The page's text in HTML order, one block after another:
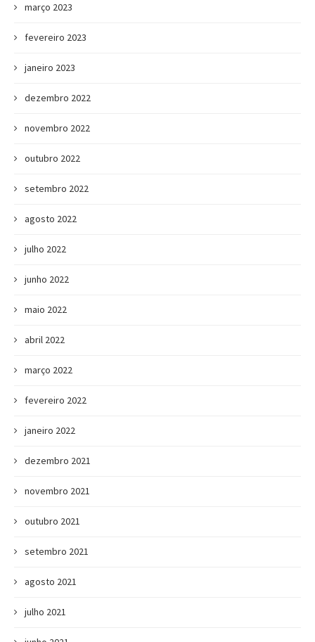
março 2023
fevereiro 2023
janeiro 2023
dezembro 2022
novembro 2022
outubro 2022
setembro 2022
agosto 2022
julho 2022
junho 2022
maio 2022
abril 2022
março 2022
fevereiro 2022
janeiro 2022
dezembro 2021
novembro 2021
outubro 2021
setembro 2021
agosto 2021
julho 2021